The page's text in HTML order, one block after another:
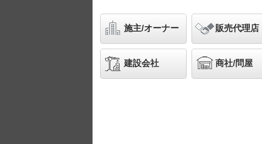
施主/オーナー 販売代理店
建設会社 商社/問屋